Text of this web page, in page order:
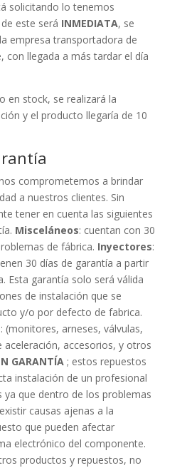
solicitando lo tenemos
este será INMEDIATA, se
empresa transportadora de
con llegada a más tardar el día
en stock, se realizará la
y el producto llegaría de 10
comprometemos a brindar
a nuestros clientes. Sin
tener en cuenta las siguientes
Misceláneos: cuentan con 30
de fábrica. Inyectores:
30 días de garantía a partir
Esta garantía solo será válida
de instalación que se
y/o por defecto de fabrica.
: (monitores, arneses, válvulas,
accesorios, y otros
GARANTÍA; estos repuestos
instalación de un profesional
ya que dentro de los problemas
causas ajenas a la
que pueden afectar
electrónico del componente.
productos y repuestos, no